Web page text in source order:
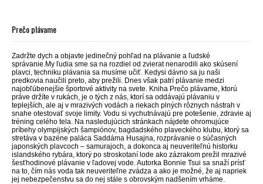
Prečo plávame
Zadržte dych a objavte jedinečný pohľad na plávanie a ľudské
správanie.My ľudia sme sa na rozdiel od zvierat nenarodili ako skúsení
plavci, techniku plávania sa musíme učiť. Kedysi dávno sa ju naši
predkovia naučili preto, aby prežili. Dnes však patrí plávanie medzi
najobľúbenejšie športové aktivity na svete. Kniha Prečo plávame, ktorú
práve držíte v rukách, je o tých z nás, ktorí sa oddávajú plávaniu v
teplejších, ale aj v mrazivých vodách a riekach plných rôznych nástrah v
snahe otestovať svoje limity. Vodu si vychutnávajú pre potešenie, zdravie aj
tréning celého tela. Na nasledujúcich stránkach nájdete ohromujúce
príbehy olympijských šampiónov, bagdadského plaveckého klubu, ktorý sa
stretáva v bazéne paláca Saddáma Husajna, rozprávanie o súčasných
japonských plavcoch – samurajoch, a dokonca aj neuveriteľnú historku
islandského rybára, ktorý po stroskotaní lode ako zázrakom prežil mrazivé
šesťhodinové plávanie v ľadovej vode. Autorka Bonnie Tsui sa snaží prísť
na to, čím nás voda tak neuveriteľne zvádza a ako je možné, že aj napriek
jej nebezpečenstvu sa do nej stále s obrovským nadšením vrháme.